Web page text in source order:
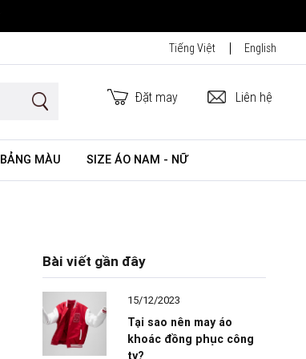
Tiếng Việt English
Đặt may Liên hệ
BẢNG MÀU SIZE ÁO NAM - NỮ
Bài viết gần đây
15/12/2023
Tại sao nên may áo
khoác đồng phục công